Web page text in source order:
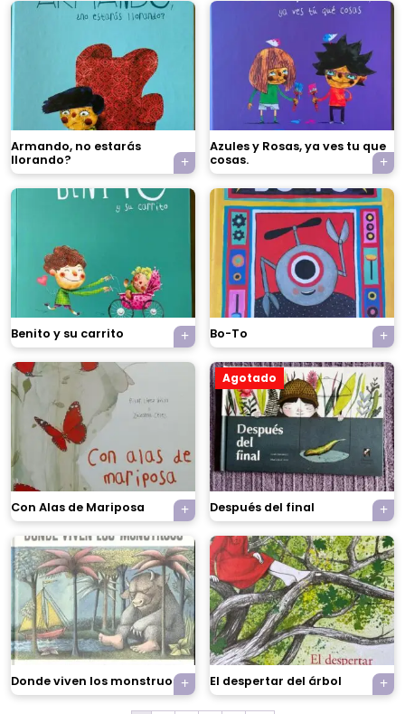
Armando, no estarás
llorando?
Azules y Rosas, ya ves tu que
cosas.
Benito y su carrito Bo-To
Con Alas de Mariposa
Agotado
Después del final
Donde viven los monstruos El despertar del árbol
×
Tu carrito está vacío.